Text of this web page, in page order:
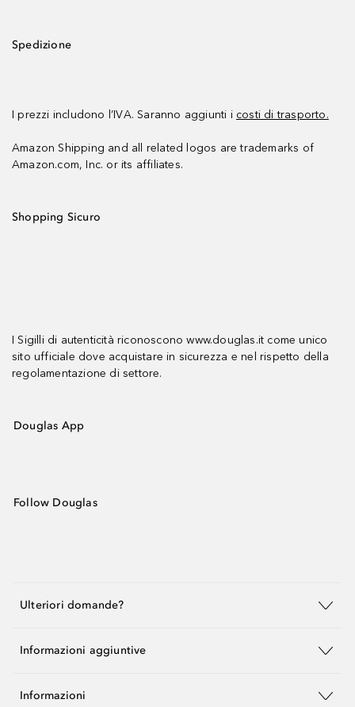
Spedizione
I prezzi includono l’IVA. Saranno aggiunti i costi di trasporto.
Amazon Shipping and all related logos are trademarks of
Amazon.com, Inc. or its affiliates.
Shopping Sicuro
I Sigilli di autenticità riconoscono www.douglas.it come unico
sito ufficiale dove acquistare in sicurezza e nel rispetto della
regolamentazione di settore.
Douglas App
Follow Douglas
Ulteriori domande?
Informazioni aggiuntive
Informazioni